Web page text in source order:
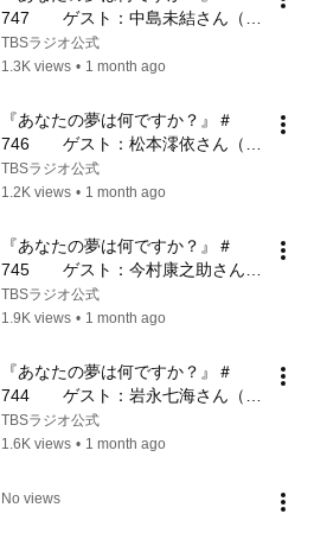
747　　ゲスト：中島未結さん（専
門学生/コンサート演出テクノロジ
ー）
TBSラジオ公式
1.3K views • 1 month ago
『あなたの夢は何ですか？』＃
746　　ゲスト：松本澪依さん（ア
ーティストマネジメント）
TBSラジオ公式
1.2K views • 1 month ago
『あなたの夢は何ですか？』＃
745　　ゲスト：今村康之助さん
（マイクロブタカフェ店長）
TBSラジオ公式
1.9K views • 1 month ago
『あなたの夢は何ですか？』＃
744　　ゲスト：岩永七海さん（水
族館飼育スタッフ）
TBSラジオ公式
1.6K views • 1 month ago
No views